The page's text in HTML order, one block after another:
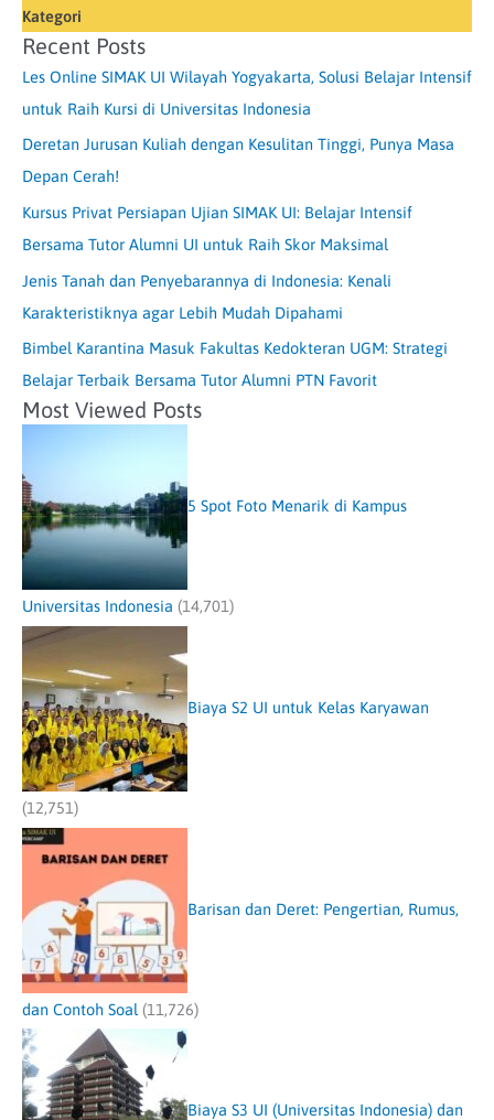
Kategori
Recent Posts
Les Online SIMAK UI Wilayah Yogyakarta, Solusi Belajar Intensif
untuk Raih Kursi di Universitas Indonesia
Deretan Jurusan Kuliah dengan Kesulitan Tinggi, Punya Masa
Depan Cerah!
Kursus Privat Persiapan Ujian SIMAK UI: Belajar Intensif
Bersama Tutor Alumni UI untuk Raih Skor Maksimal
Jenis Tanah dan Penyebarannya di Indonesia: Kenali
Karakteristiknya agar Lebih Mudah Dipahami
Bimbel Karantina Masuk Fakultas Kedokteran UGM: Strategi
Belajar Terbaik Bersama Tutor Alumni PTN Favorit
Most Viewed Posts
5 Spot Foto Menarik di Kampus
Universitas Indonesia (14,701)
Biaya S2 UI untuk Kelas Karyawan
(12,751)
Barisan dan Deret: Pengertian, Rumus,
dan Contoh Soal (11,726)
Biaya S3 UI (Universitas Indonesia) dan